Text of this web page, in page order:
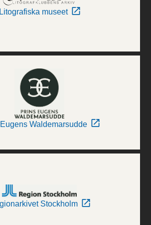
Litografiska museet
Waldemarsudde
Stockholm